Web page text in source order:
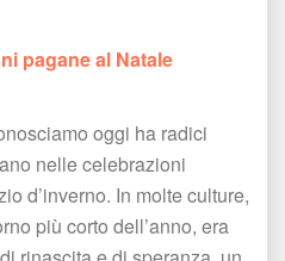
pagane al Natale
oggi ha radici
nelle celebrazioni
d’inverno. In molte culture,
più corto dell’anno, era